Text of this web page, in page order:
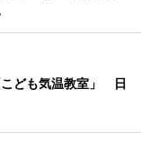
ども気温教室」 日